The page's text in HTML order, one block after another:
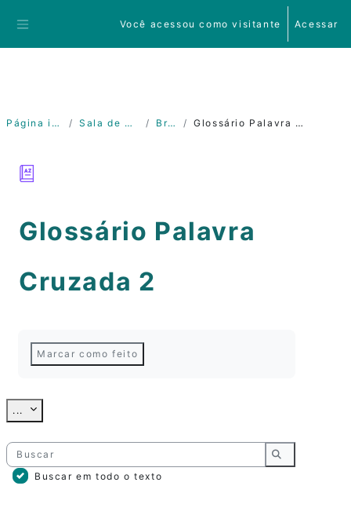
Você acessou como visitante Acessar
Página inicial Sala de Prática Bruno Glossário Palavra Cruzada 2
Glossário Palavra
Cruzada 2
Marcar como feito
... Exportar itens
Buscar
Buscar em todo o texto